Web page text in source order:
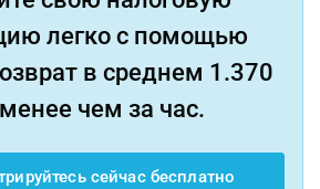
легко с помощью
в среднем 1.370
чем за час.
сейчас бесплатно